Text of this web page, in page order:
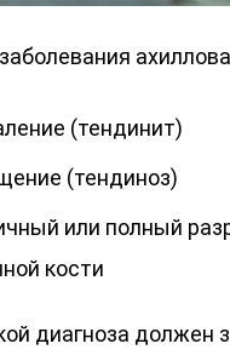
(тендинит)
(тендиноз)
или полный
кости
диагноза должен